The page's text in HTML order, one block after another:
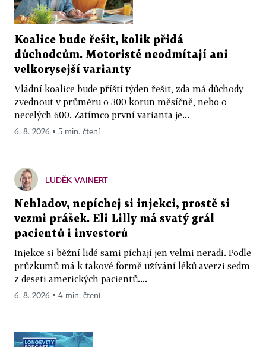
Koalice bude řešit, kolik přidá
důchodcům. Motoristé neodmítají ani
velkorysejší varianty
Vládní koalice bude příští týden řešit, zda má důchody
zvednout v průměru o 300 korun měsíčně, nebo o
necelých 600. Zatímco první varianta je...
6. 8. 2026 ▪ 5 min. čtení
LUDĚK VAINERT
Nehladov, nepíchej si injekci, prostě si
vezmi prášek. Eli Lilly má svatý grál
pacientů i investorů
Injekce si běžní lidé sami píchají jen velmi neradi. Podle
průzkumů má k takové formě užívání léků averzi sedm
z deseti amerických pacientů....
6. 8. 2026 ▪ 4 min. čtení